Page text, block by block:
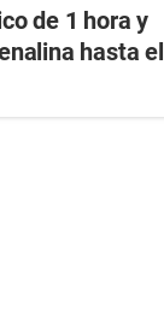
de 1 hora y
hasta el